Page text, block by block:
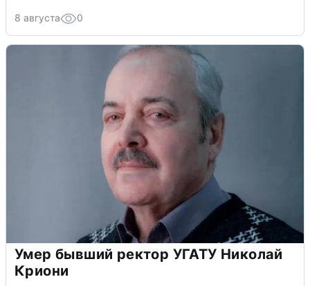
8 августа 0
Умер бывший ректор УГАТУ Николай
Криони